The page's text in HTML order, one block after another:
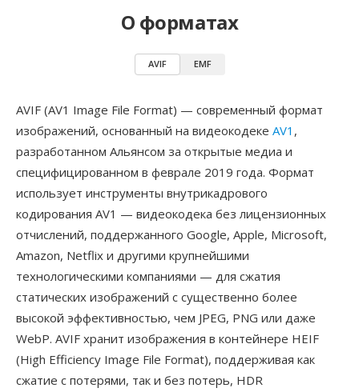
О форматах
AVIF EMF
AVIF (AV1 Image File Format) — современный формат
изображений, основанный на видеокодеке AV1 ,
разработанном Альянсом за открытые медиа и
специфицированном в феврале 2019 года. Формат
использует инструменты внутрикадрового
кодирования AV1 — видеокодека без лицензионных
отчислений, поддержанного Google, Apple, Microsoft,
Amazon, Netflix и другими крупнейшими
технологическими компаниями — для сжатия
статических изображений с существенно более
высокой эффективностью, чем JPEG, PNG или даже
WebP. AVIF хранит изображения в контейнере HEIF
(High Efficiency Image File Format), поддерживая как
сжатие с потерями, так и без потерь, HDR